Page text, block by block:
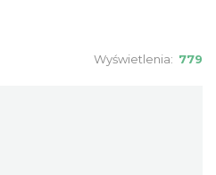
Wyświetlenia: 779